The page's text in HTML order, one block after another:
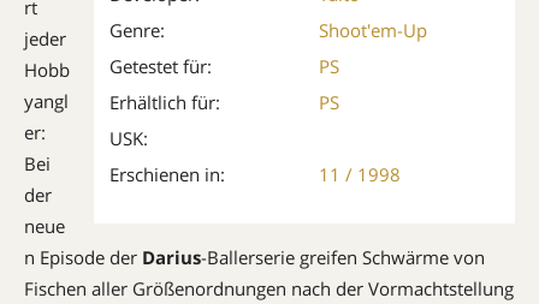
Genre:
Shoot'em-Up
Getestet für:
PS
Erhältlich für:
PS
USK:
Erschienen in:
11 / 1998
rt
jeder
Hobb
yangl
er:
Bei
der
neue
n Episode der Darius-Ballerserie greifen Schwärme von
Fischen aller Größenordnungen nach der Vormachtstellung